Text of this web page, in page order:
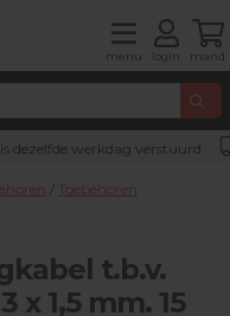
menu login mand
dezelfde werkdag verstuurd
/ Toebehoren
t.b.v.
1,5 mm. 15